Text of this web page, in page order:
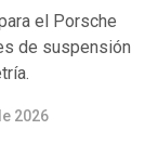
el Porsche
de suspensión
2026